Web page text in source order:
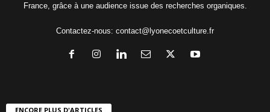
France, grâce à une audience issue des recherches organiques.
Contactez-nous: contact@lyonecoetculture.fr
ENCORE PLUS D'ARTICLES